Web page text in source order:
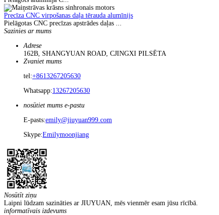
Precīza CNC virpošanas daļa tērauda alumīnijs
Pielāgotas CNC precīzas apstrādes daļas ...
Sazinies ar mums
Adrese
162B, SHANGYUAN ROAD, CJINGXI PILSĒTA
Zvaniet mums
tel:+8613267205630
Whatsapp:13267205630
nosūtiet mums e-pastu
E-pasts:emily@jiuyuan999.com
Skype:Emilymoonjiang
Nosūtīt ziņu
Laipni lūdzam sazināties ar JIUYUAN, mēs vienmēr esam jūsu rīcībā.
informatīvais izdevums